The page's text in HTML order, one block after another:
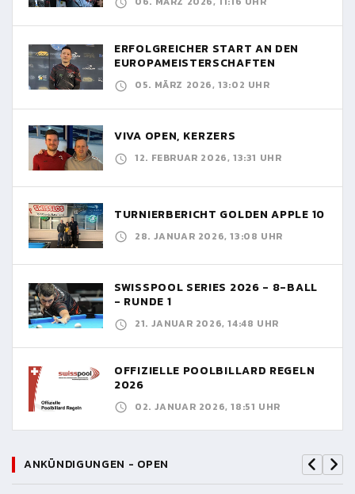
ERFOLGREICHER START AN DEN
EUROPAMEISTERSCHAFTEN
05. MÄRZ 2026, 13:02 UHR
VIVA OPEN, KERZERS
12. FEBRUAR 2026, 13:31 UHR
TURNIERBERICHT GOLDEN APPLE 10
28. JANUAR 2026, 13:08 UHR
SWISSPOOL SERIES 2026 - 8-BALL
- RUNDE 1
21. JANUAR 2026, 14:48 UHR
OFFIZIELLE POOLBILLARD REGELN
2026
02. JANUAR 2026, 18:51 UHR
ANKÜNDIGUNGEN - OPEN